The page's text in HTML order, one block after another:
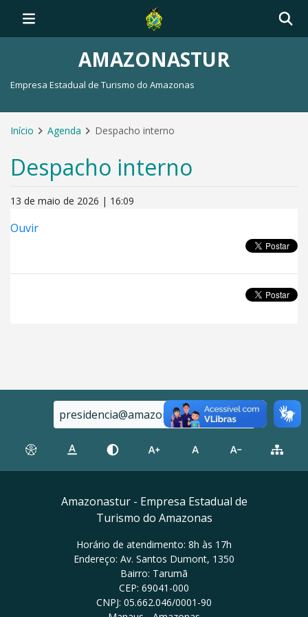
AMAZONASTUR
Empresa Estadual de Turismo do Amazonas
Início Agenda Despacho interno
Despacho interno
13 de maio de 2026 | 16:09
Ouvir
presidencia@amazonastur.am.gov.br
Amazonastur - Empresa Estadual de
Turismo do Amazonas
Horário de atendimento: 8h às 17h
Endereço: Av. Santos Dumont, 1350
Bairro: Tarumã
CEP: 69041-000
CNPJ: 05.662.046/0001-90